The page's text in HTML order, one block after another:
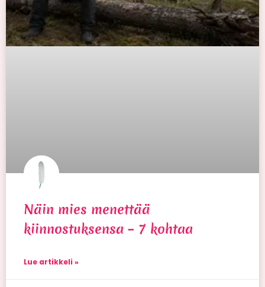
Näin mies menettää
kiinnostuksensa – 7 kohtaa
Lue artikkeli »